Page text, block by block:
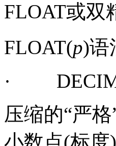
FLOAT或双
FLOAT(p)语
·
压缩的“严格